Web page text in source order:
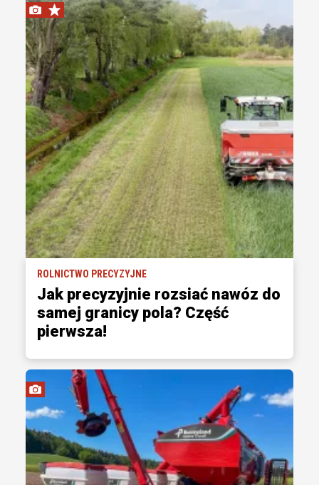
ROLNICTWO PRECYZYJNE
Jak precyzyjnie rozsiać nawóz do
samej granicy pola? Część
pierwsza!